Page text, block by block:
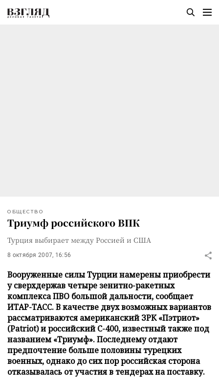
ОБЩЕСТВО
Триумф российского ВПК
Турция выбирает между Россией и США
8 октября 2007, 16:56
Вооруженные силы Турции намерены приобрести
у сверхдержав четыре зенитно-ракетных
комплекса ПВО большой дальности, сообщает
ИТАР-ТАСС. В качестве двух возможных вариантов
рассматриваются американский ЗРК «Пэтриот»
(Patriot) и российский С-400, известный также под
названием «Триумф». Последнему отдают
предпочтение больше половины турецких
военных, однако до сих пор российская сторона
отказывалась от участия в тендерах на поставку.